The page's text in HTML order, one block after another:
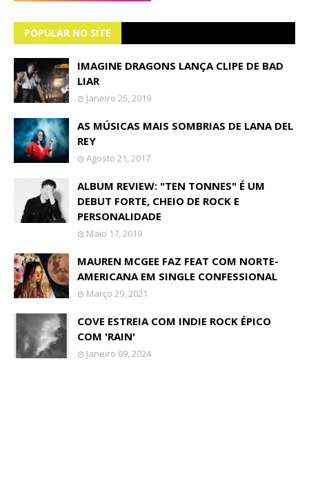
POPULAR NO SITE
IMAGINE DRAGONS LANÇA CLIPE DE BAD
LIAR
Janeiro 25, 2019
AS MÚSICAS MAIS SOMBRIAS DE LANA DEL
REY
Agosto 21, 2017
ALBUM REVIEW: "TEN TONNES" É UM
DEBUT FORTE, CHEIO DE ROCK E
PERSONALIDADE
Maio 17, 2019
MAUREN MCGEE FAZ FEAT COM NORTE-
AMERICANA EM SINGLE CONFESSIONAL
Março 29, 2021
COVE ESTREIA COM INDIE ROCK ÉPICO
COM 'RAIN'
Janeiro 09, 2024